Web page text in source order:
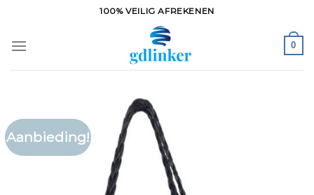
inhoud
100% VEILIG AFREKENEN
0
Aanbieding!